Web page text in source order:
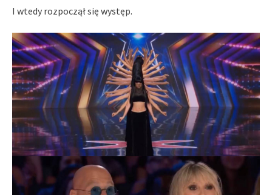
I wtedy rozpoczął się występ.